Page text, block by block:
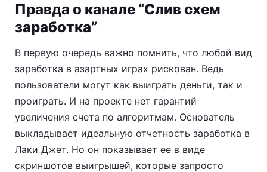
Правда о канале “Слив схем
заработка”
В первую очередь важно помнить, что любой вид
заработка в азартных играх рискован. Ведь
пользователи могут как выиграть деньги, так и
проиграть. И на проекте нет гарантий
увеличения счета по алгоритмам. Основатель
выкладывает идеальную отчетность заработка в
Лаки Джет. Но он показывает ее в виде
скриншотов выигрышей, которые запросто